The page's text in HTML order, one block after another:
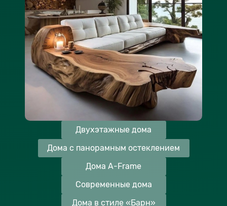
Двухэтажные дома
Дома с панорамным остеклением
Дома A-Frame
Современные дома
Дома в стиле «Барн»